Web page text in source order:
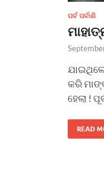
ପର୍ବ ପର୍ବାଣି
କରି
ହେଲା !
READ